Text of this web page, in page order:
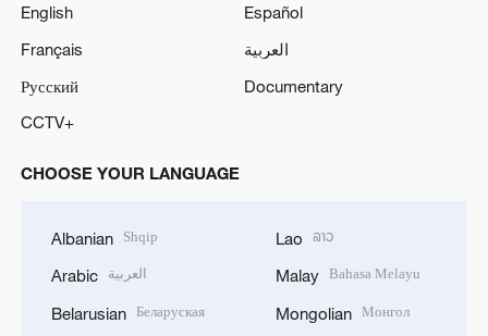
English
Español
Français
العربية
Русский
Documentary
CCTV+
CHOOSE YOUR LANGUAGE
Albanian Shqip
Arabic العربية
Belarusian Беларуская
Lao ລາວ
Malay Bahasa Melayu
Mongolian Монгол